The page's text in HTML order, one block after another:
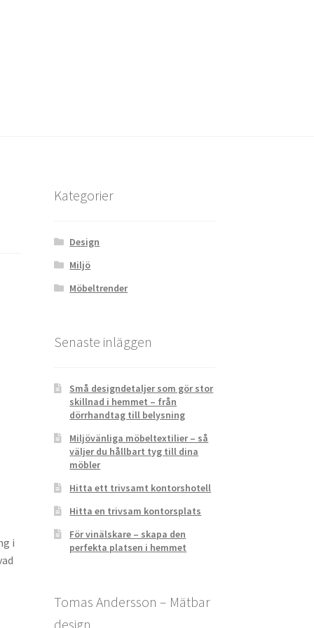
i
Kategorier
Design
Miljö
Möbeltrender
Senaste inläggen
Små designdetaljer som gör stor
skillnad i hemmet – från
dörrhandtag till belysning
Miljövänliga möbeltextilier – så
väljer du hållbart tyg till dina
möbler
Hitta ett trivsamt kontorshotell
Hitta en trivsam kontorsplats
För vinälskare – skapa den
perfekta platsen i hemmet
Tomas Andersson – Mätbar
design